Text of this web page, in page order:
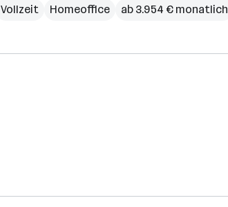
Vollzeit Homeoffice ab 3.954 € monatlich